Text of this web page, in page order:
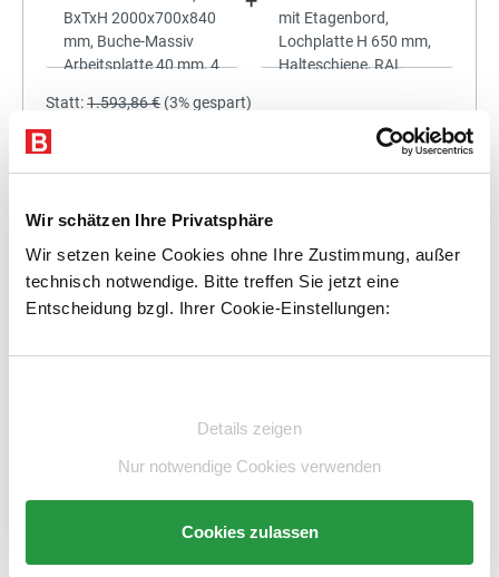
Wir schätzen Ihre Privatsphäre
Wir setzen keine Cookies ohne Ihre Zustimmung, außer
technisch notwendige. Bitte treffen Sie jetzt eine
Entscheidung bzgl. Ihrer Cookie-Einstellungen:
Details zeigen
Nur notwendige Cookies verwenden
Cookies zulassen
Statt:1.593,86 € (3%gespart)
Preis für alle:
1.713,99 € %
In den Warenkorb